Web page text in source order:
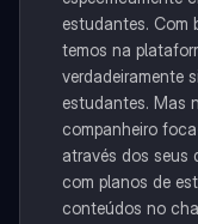
estudantes. Com
temos na
verdadeiramente
estudantes. Mas
companheiro
através dos seus
com planos de
conteúdos no